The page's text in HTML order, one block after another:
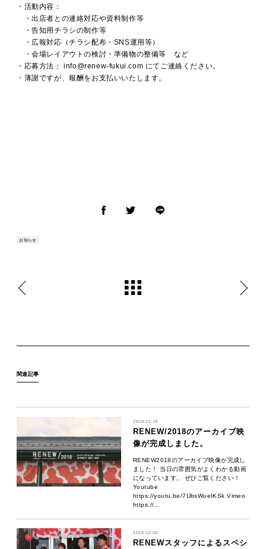
・活動内容：
・出店者との連絡対応や資料制作等
・告知用チラシの制作等
・広報対応（チラシ配布・SNS運用等）
・会場レイアウトの検討・準備物の整備等 など
・応募方法： info@renew-fukui.com にてご連絡ください。
・薄謝ですが、報酬をお支払いいたします。
お知らせ
関連記事
2018.12.19
RENEW/2018のアーカイブ映
像が完成しました。
RENEW2018のアーカイブ映像が完成し
ました！ 当日の雰囲気がよくわかる動画
になっています。 ぜひご覧ください！
Youtube
https://youtu.be/7UbsWueIKSk Vimeo
https://…
2019.10.03
RENEWスタッフによるスペシ